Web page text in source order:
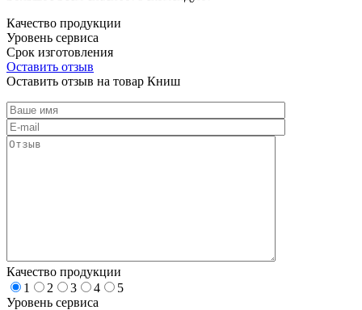
Качество продукции
Уровень сервиса
Срок изготовления
Оставить отзыв
Оставить отзыв на товар Книш
Качество продукции
1
2 3 4
5
Уровень сервиса